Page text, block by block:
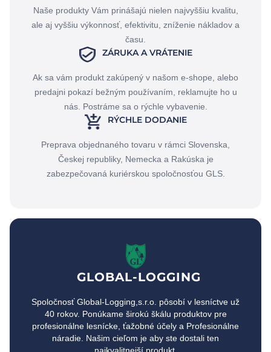
Naše produkty Vám prinášajú nielen najvyššiu kvalitu,
ale aj vyššiu výkonnosť, efektivitu, zníženie nákladov a
času.
ZÁRUKA A VRÁTENIE
Ak sa vám produkt zakúpený v našom e-shope, alebo
predajni pokazí bežným používaním, reklamujte ho u
nás. Postráme sa o rýchle vybavenie.
RÝCHLE DODANIE
Preprava objednaného tovaru v rámci Slovenska,
Českej republiky, Nemecka a Rakúska je
zabezpečovaná kuriérskou spoločnosťou GLS.
GLOBAL-LOGGING
Spoločnosť Global-Logging,s.r.o. pôsobí v lesníctve už
40 rokov. Ponúkame širokú škálu produktov pre
profesionálne lesnícke, ťažobné účely a Profesionálne
náradie. Našim cieľom je aby ste dostali ten